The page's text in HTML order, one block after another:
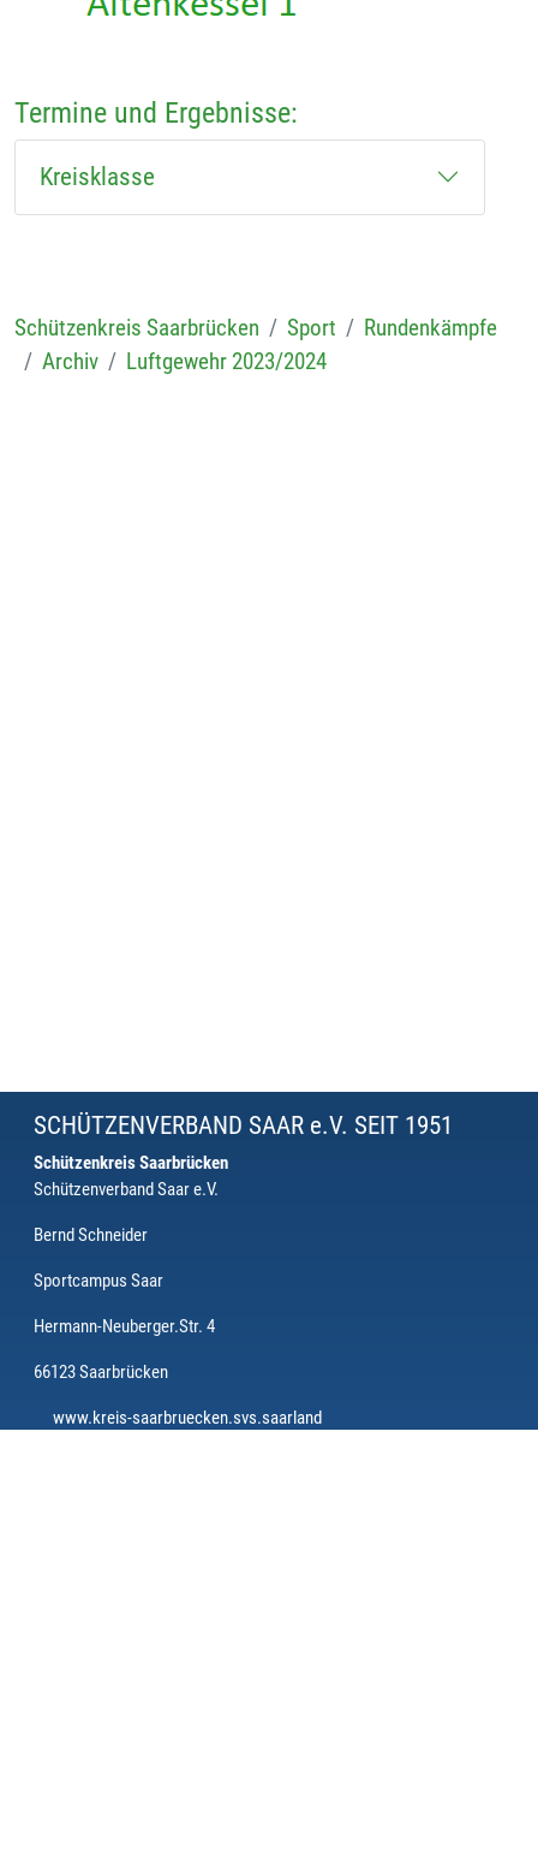
Termine und Ergebnisse:
Kreisklasse
Schützenkreis Saarbrücken Sport
Rundenkämpfe
Archiv
Luftgewehr 2023/2024
SCHÜTZENVERBAND SAAR e.V. SEIT 1951
Schützenkreis Saarbrücken
Schützenverband Saar e.V.
Bernd Schneider
Sportcampus Saar
Hermann-Neuberger.Str. 4
66123 Saarbrücken
www.kreis-saarbruecken.svs.saarland